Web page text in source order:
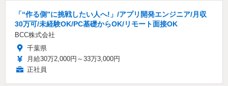
「“作る側”に挑戦したい人へ!」/アプリ開発エンジニア/月収
30万可/未経験OK/PC基礎からOK/リモート面接OK
BCC株式会社
千葉県
月給30万2,000円～33万3,000円
正社員